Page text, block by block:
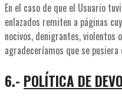
En el caso de que el Usuario
enlazados remiten a páginas
nocivos, denigrantes,
agradeceríamos que se pusiera
6.- POLÍTICA DE